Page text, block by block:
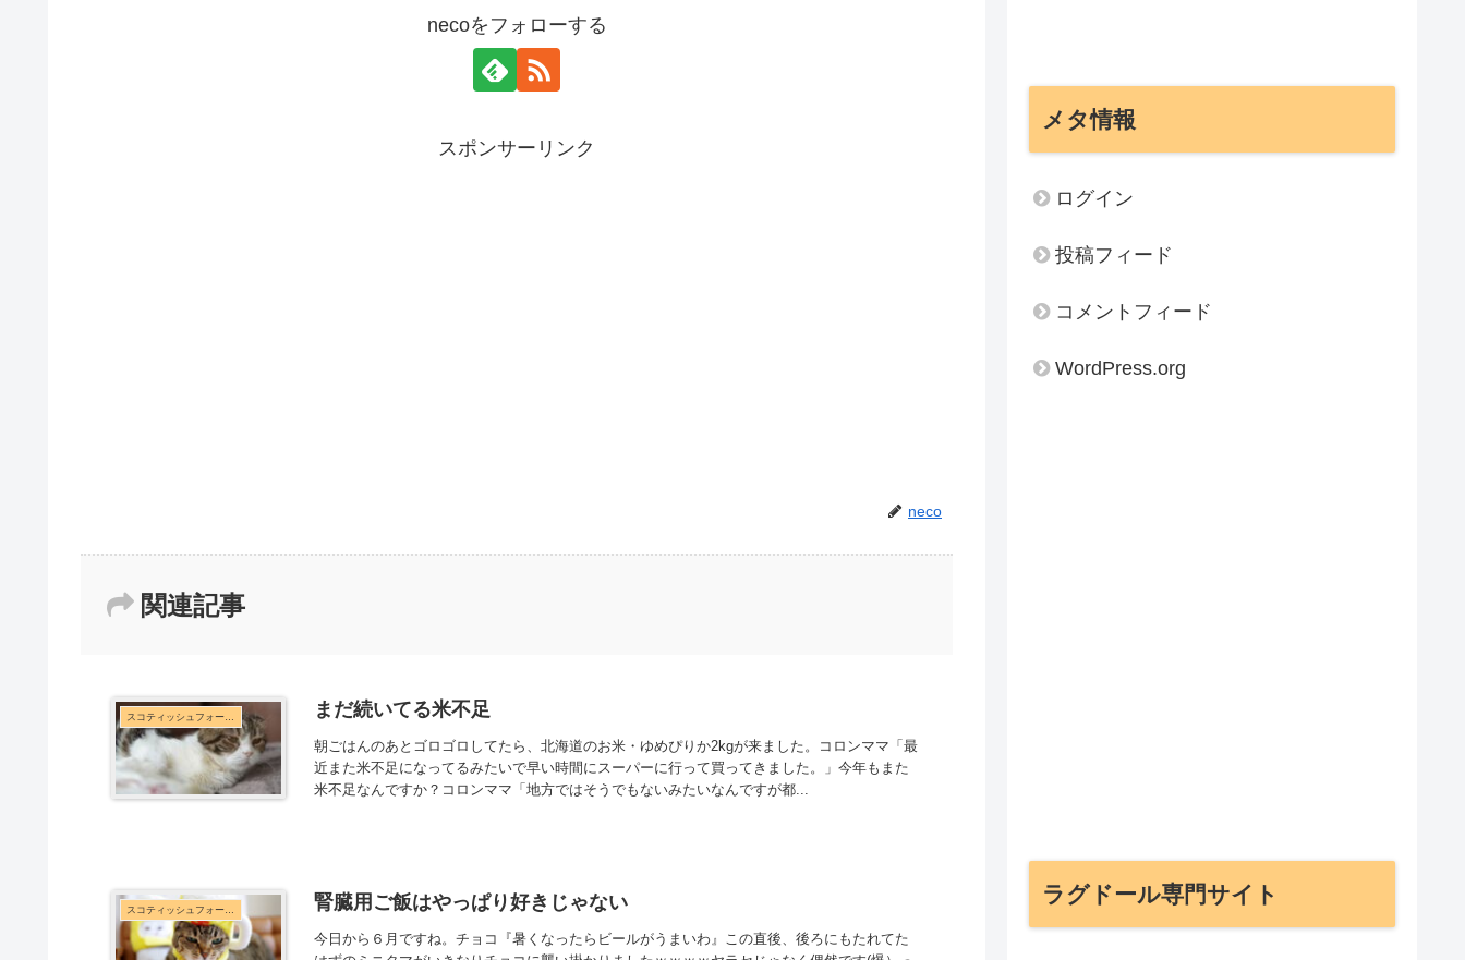
necoをフォローする
スポンサーリンク
neco
関連記事
まだ続いてる米不足
朝ごはんのあとゴロゴロしてたら、北海道のお米・ゆめぴりか2kgが来ました。コロンママ「最
近また米不足になってるみたいで早い時間にスーパーに行って買ってきました。」今年もまた
米不足なんですか？コロンママ「地方ではそうでもないみたいなんですが都...
腎臓用ご飯はやっぱり好きじゃない
今日から６月ですね。チョコ『暑くなったらビールがうまいわ』この直後、後ろにもたれてた
メタ情報
ログイン
投稿フィード
コメントフィード
WordPress.org
ラグドール専門サイト